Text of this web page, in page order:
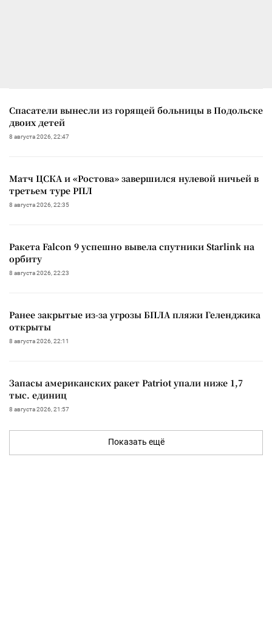
Спасатели вынесли из горящей больницы в Подольске
двоих детей
8 августа 2026, 22:47
Матч ЦСКА и «Ростова» завершился нулевой ничьей в
третьем туре РПЛ
8 августа 2026, 22:35
Ракета Falcon 9 успешно вывела спутники Starlink на
орбиту
8 августа 2026, 22:23
Ранее закрытые из-за угрозы БПЛА пляжи Геленджика
открыты
8 августа 2026, 22:11
Запасы американских ракет Patriot упали ниже 1,7
тыс. единиц
8 августа 2026, 21:57
Показать ещё